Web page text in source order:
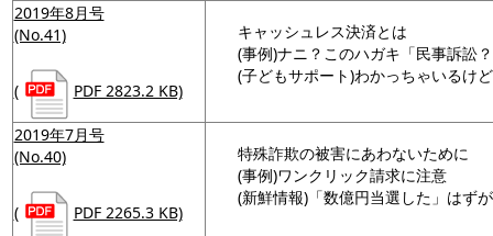
2019年8月号
(No.41)
( PDF 2823.2 KB)
キャッシュレス決済とは
(事例)ナニ？このハガキ「民事訴訟
(子どもサポート)わかっちゃいるけ
2019年7月号
(No.40)
( PDF 2265.3 KB)
特殊詐欺の被害にあわないために
(事例)ワンクリック請求に注意
(新鮮情報)「数億円当選した」はず